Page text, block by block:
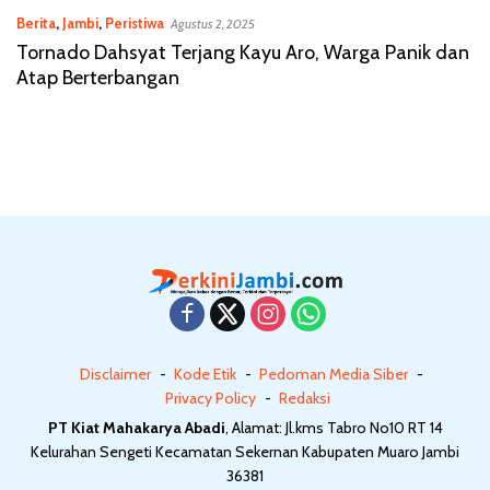
Berita, Jambi, Peristiwa Agustus 2, 2025
Tornado Dahsyat Terjang Kayu Aro, Warga Panik dan
Atap Berterbangan
Disclaimer Kode Etik
Pedoman Media Siber
Privacy Policy
Redaksi
PT Kiat Mahakarya Abadi, Alamat: Jl.kms Tabro No10 RT 14
Kelurahan Sengeti Kecamatan Sekernan Kabupaten Muaro Jambi
36381